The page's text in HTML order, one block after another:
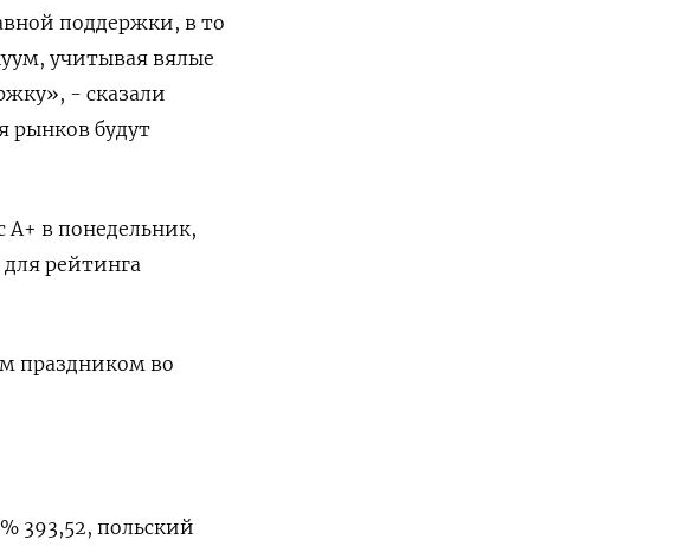
поддержки, в то
учитывая вялые
- сказали
рынков будут
A+ в понедельник,
рейтинга
праздником во
393,52, польский